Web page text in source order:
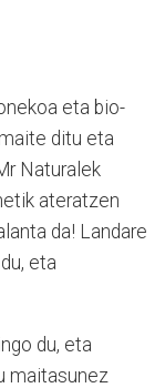
eta bio-
ditu eta
Naturalek
ateratzen
da! Landare
eta
du, eta
maitasunez